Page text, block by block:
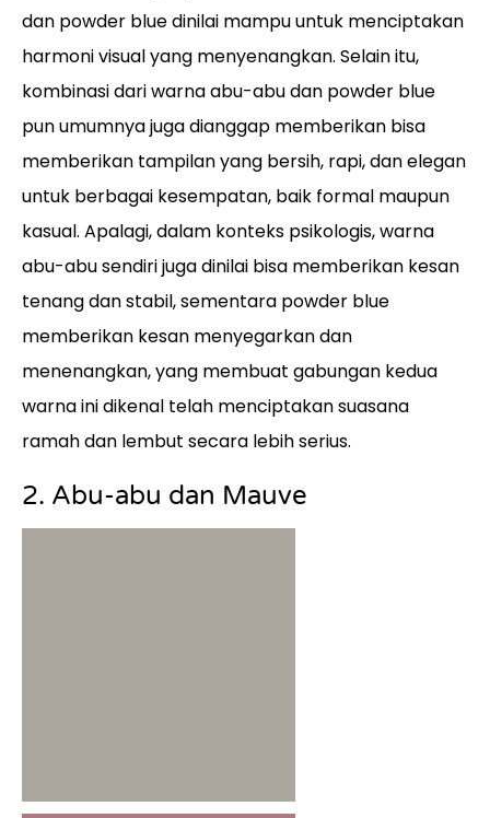
dan powder blue dinilai mampu untuk menciptakan
harmoni visual yang menyenangkan. Selain itu,
kombinasi dari warna abu-abu dan powder blue
pun umumnya juga dianggap memberikan bisa
memberikan tampilan yang bersih, rapi, dan elegan
untuk berbagai kesempatan, baik formal maupun
kasual. Apalagi, dalam konteks psikologis, warna
abu-abu sendiri juga dinilai bisa memberikan kesan
tenang dan stabil, sementara powder blue
memberikan kesan menyegarkan dan
menenangkan, yang membuat gabungan kedua
warna ini dikenal telah menciptakan suasana
ramah dan lembut secara lebih serius.
2. Abu-abu dan Mauve